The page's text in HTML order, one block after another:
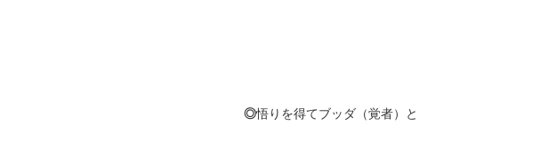
◎悟りを得てブッダ（覚者）と